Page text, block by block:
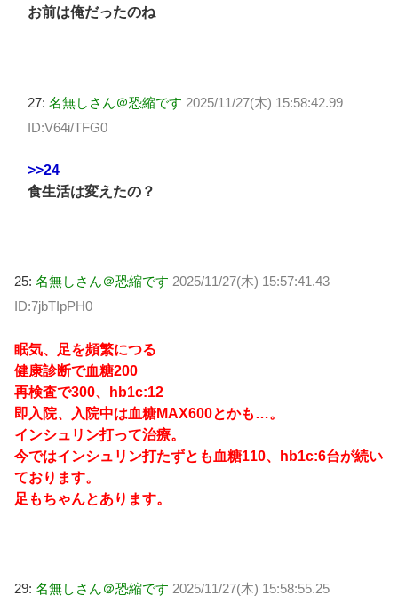
お前は俺だったのね
27: 名無しさん＠恐縮です 2025/11/27(木) 15:58:42.99
ID:V64i/TFG0
>>24
食生活は変えたの？
25: 名無しさん＠恐縮です 2025/11/27(木) 15:57:41.43
ID:7jbTIpPH0
眠気、足を頻繁につる
健康診断で血糖200
再検査で300、hb1c:12
即入院、入院中は血糖MAX600とかも…。
インシュリン打って治療。
今ではインシュリン打たずとも血糖110、hb1c:6台が続い
ております。
足もちゃんとあります。
29: 名無しさん＠恐縮です 2025/11/27(木) 15:58:55.25